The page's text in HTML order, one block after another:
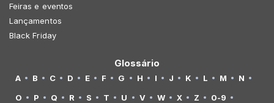
Feiras e eventos
Lançamentos
Black Friday
Glossário
A B C D E F G H I J K L M
N
O
P Q R S T U V W X Z 0-9